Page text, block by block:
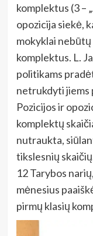
komplektus (3 –
opozicija siekė,
mokyklai
komplektus. L.
politikams
netrukdyti jiems
Pozicijos ir
komplektų
nutraukta,
tikslesnių
12 Tarybos
mėnesius
pirmų klasių